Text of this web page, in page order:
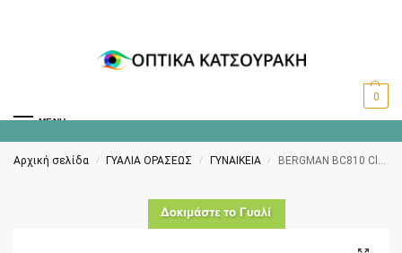
MENU
0
Αρχική σελίδα / ΓΥΑΛΙΑ ΟΡΑΣΕΩΣ / ΓΥΝΑΙΚΕΙΑ / BERGMAN BC810 Clip-on polarized C6